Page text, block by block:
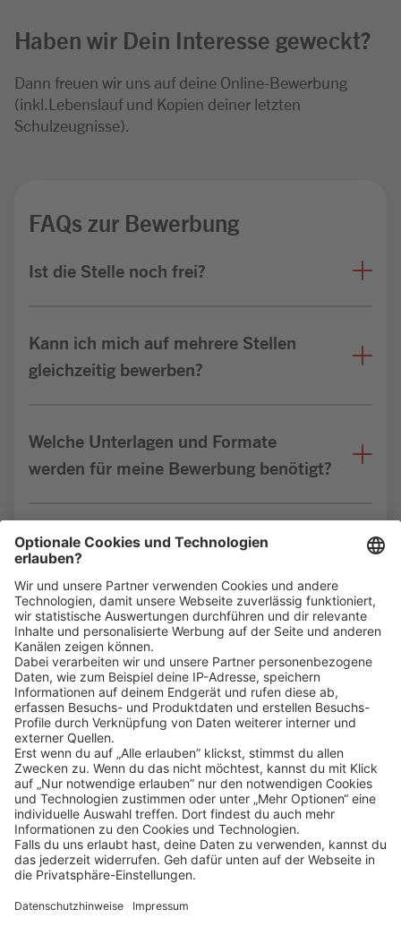
Haben wir Dein Interesse geweckt?
Dann freuen wir uns auf deine Online-Bewerbung
(inkl.Lebenslauf und Kopien deiner letzten
Schulzeugnisse).
FAQs zur Bewerbung
Ist die Stelle noch frei?
Kann ich mich auf mehrere Stellen
gleichzeitig bewerben?
Welche Unterlagen und Formate
werden für meine Bewerbung benötigt?
Bin ich für die Stelle geeignet?
Klickehier, um alle offenen Jobs zu sehen.
Impressum Datenschutz
Privatsphäre-Einstellungen
FAQ
Veranstaltungen
Sitemap